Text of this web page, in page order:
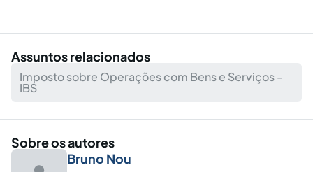
Assuntos relacionados
Imposto sobre Operações com Bens e Serviços -
IBS
Sobre os autores
Bruno Nou